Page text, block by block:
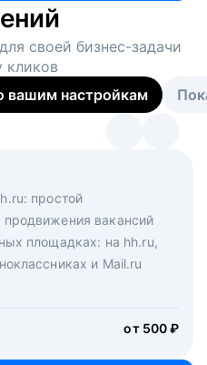
своей бизнес-задачи
кликов
вашим настройкам
простой
продвижения вакансий
площадках: на hh.ru,
и Mail.ru
от 500 ₽
на главной странице
откликов
Решите, сколько
и за дело возьмутся
проектные менеджеры
инструментов